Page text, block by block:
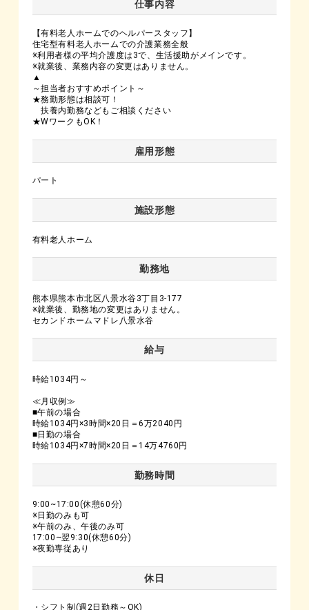
仕事内容
【有料老人ホームでのヘルパースタッフ】
住宅型有料老人ホームでの介護業務全般
※利用者様の平均介護度は3で、生活援助がメインです。
※就業後、業務内容の変更はありません。
▲
～担当者おすすめポイント～
★務勤形態は相談可！
扶養内勤務などもご相談ください
★WワークもOK！
雇用形態
パート
施設形態
有料老人ホーム
勤務地
熊本県熊本市北区八景水谷3丁目3-177
※就業後、勤務地の変更はありません。
セカンドホームマドレ八景水谷
給与
時給1034円～
≪月収例≫
■午前の場合
時給1034円×3時間×20日＝6万2040円
■日勤の場合
時給1034円×7時間×20日＝14万4760円
勤務時間
9:00~17:00(休憩60分)
※日勤のみも可
※午前のみ、午後のみ可
17:00~翌9:30(休憩60分)
※夜勤専従あり
休日
・シフト制(週2日勤務～OK)